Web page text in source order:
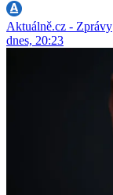
Aktuálně.cz - Zprávy
dnes, 20:23